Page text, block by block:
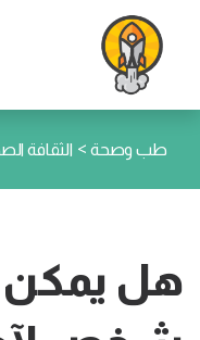
طب وصحة > الثقافة
هل يمكن